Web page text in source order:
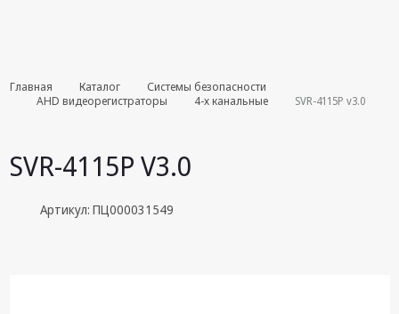
Комплекты
августа
оборудование
приставки
Главная Каталог
Системы безопасности
АНD видеорегистраторы
4-х канальные SVR-4115P v3.0
SVR-4115P V3.0
Артикул: ПЦ000031549